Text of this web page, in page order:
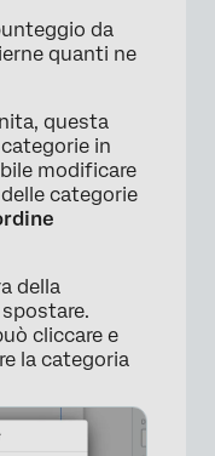
×
da
quanti ne
questa
in
modificare
categorie
della
cliccare e
la categoria